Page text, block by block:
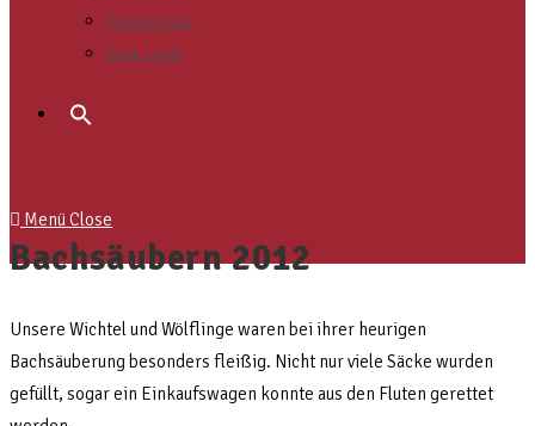
Datenschutz
Team Login
for:
MenüClose
Bachsäubern 2012
Unsere Wichtel und Wölflinge waren bei ihrer heurigen
Bachsäuberung besonders fleißig. Nicht nur viele Säcke wurden
gefüllt, sogar ein Einkaufswagen konnte aus den Fluten gerettet